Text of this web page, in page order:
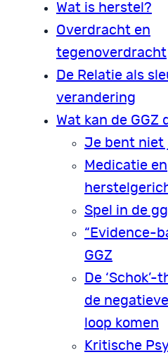
Wat is herstel?
Overdracht en
tegenoverdracht
De Relatie als
verandering
Wat kan de GGZ
Je bent niet
Medicatie en
Spel in de
“Evidence-
GGZ
De
de
loop komen
Kritische